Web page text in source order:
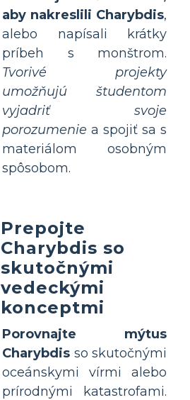
aby nakreslili Charybdis,
alebo napísali krátky
príbeh s monštrom.
Tvorivé projekty
umožňujú študentom
vyjadriť svoje
porozumenie a spojiť sa s
materiálom osobným
spôsobom.
Prepojte
Charybdis so
skutočnými
vedeckými
konceptmi
Porovnajte mýtus
Charybdis so skutočnými
oceánskymi vírmi alebo
prírodnými katastrofami.